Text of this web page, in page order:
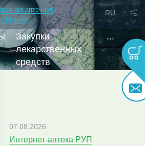
аптечной
г.Минска
RU
Закупки
лекарственных
средств
...
07.08.2026
Интернет-аптека РУП